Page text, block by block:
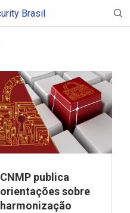
CNMP publica
orientações sobre
harmonização